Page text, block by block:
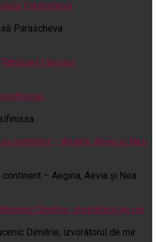
Parascheva
Rânduieli liturgice
– Aegina, Aevia și Nea
Dimitrie, izvorâtorul de mir